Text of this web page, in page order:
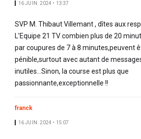
16 JUIN. 2024 • 13:37
SVP M. Thibaut Villemant , dîtes aux
L'Equipe 21 TV combien plus de 20
par coupures de 7 à 8 minutes,peuvent
pénible,surtout avec autant de
inutiles...Sinon, la course est plus que
passionnante,exceptionnelle !!
franck
16 JUIN. 2024 • 15:07